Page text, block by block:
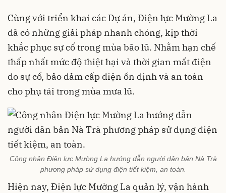
Cùng với triển khai các Dự án, Điện lực Mường La
đã có những giải pháp nhanh chóng, kịp thời
khắc phục sự cố trong mùa bão lũ. Nhằm hạn chế
thấp nhất mức độ thiệt hại và thời gian mất điện
do sự cố, bảo đảm cấp điện ổn định và an toàn
cho phụ tải trong mùa mưa lũ.
Công nhân Điện lực Mường La hướng dẫn người dân bản Nà Trà
phương pháp sử dụng điện tiết kiệm, an toàn.
Hiện nay, Điện lực Mường La quản lý, vận hành